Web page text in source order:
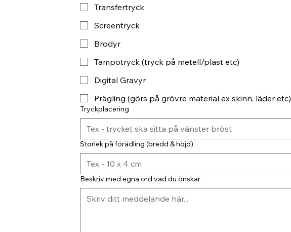
Transfertryck
Screentryck
Brodyr
Tampotryck (tryck på metell/plast etc)
Digital Gravyr
Prägling (görs på grövre material ex skinn, läder etc)
Tryckplacering
Storlek på förädling (bredd & höjd)
Beskriv med egna ord vad du önskar